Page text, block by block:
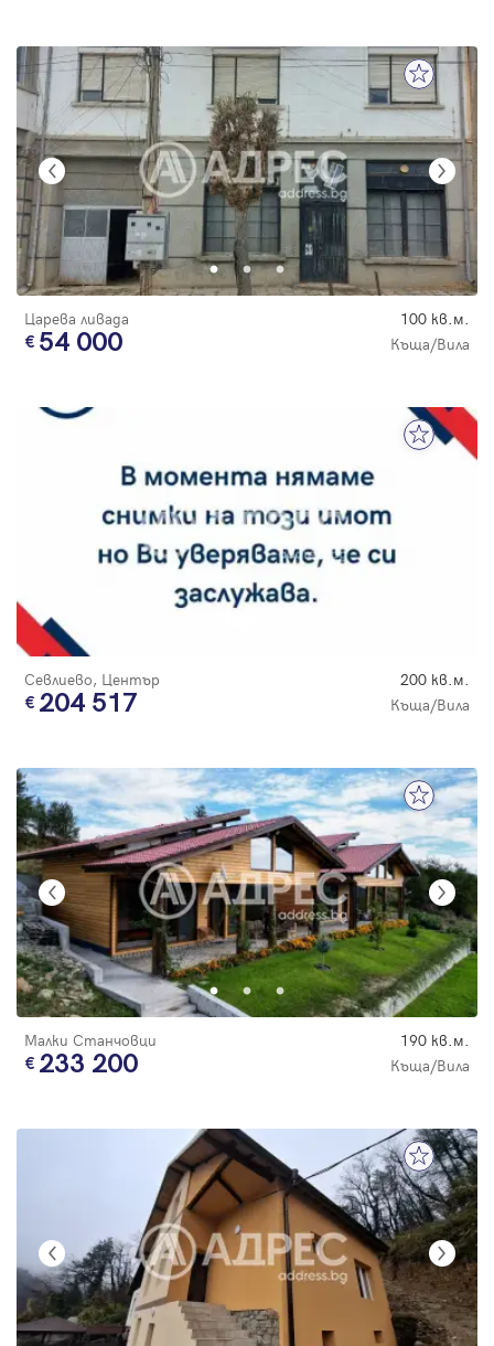
Царева ливада 100 кв.м.
54 000 Къща/Вила
Севлиево, Център 200 кв.м.
204 517 Къща/Вила
Малки Станчовци 190 кв.м.
233 200 Къща/Вила